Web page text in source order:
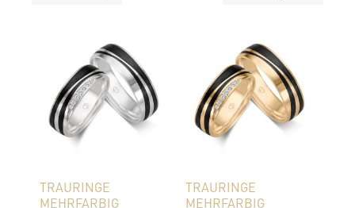
TRAURINGE
MEHRFARBIG
TRAURINGE
MEHRFARBIG